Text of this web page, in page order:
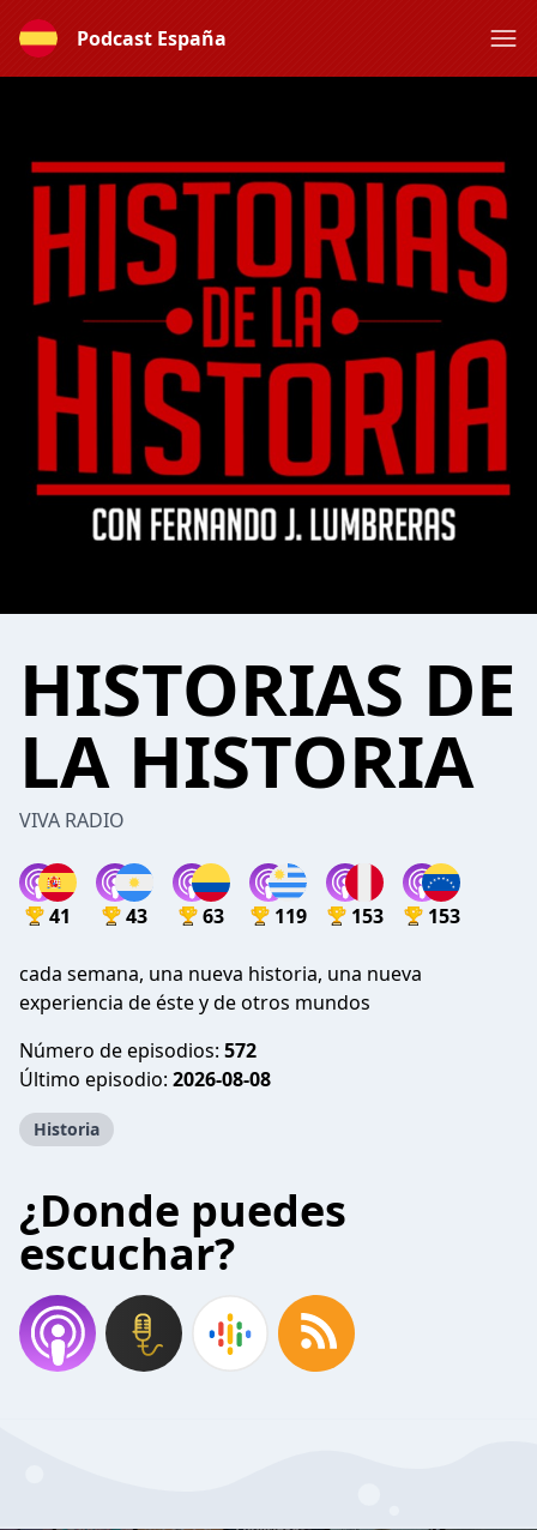
Podcast España
HISTORIAS DE
LA HISTORIA
VIVA RADIO
41 43 63 119 153 153
cada semana, una nueva historia, una nueva
experiencia de éste y de otros mundos
Número de episodios: 572
Último episodio: 2026-08-08
Historia
¿Donde puedes
escuchar?